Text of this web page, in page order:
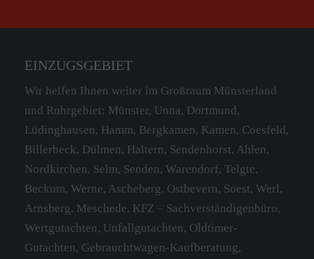
EINZUGSGEBIET
Wir helfen Ihnen weiter im Großraum Münsterland
und Ruhrgebiet: Münster, Unna, Dortmund,
Lüdinghausen, Hamm, Bergkamen, Kamen, Coesfeld,
Billerbeck, Dülmen, Haltern, Sendenhorst, Ahlen,
Nordkirchen, Selm, Senden, Warendorf, Telgte,
Beckum, Werne, Ascheberg, Ostbevern, Soest, Werl,
Arnsberg, Meschede. KFZ – Sachverständigenbüro,
Wertgutachten, Unfallgutachten, Oldtimer-
Gutachten, Gebrauchtwagen-Kaufberatung,